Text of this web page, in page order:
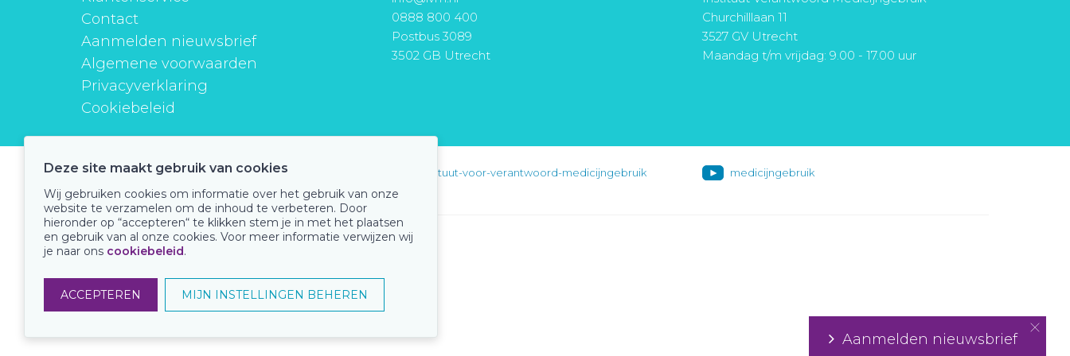
Contact
Aanmelden nieuwsbrief
Algemene voorwaarden
Privacyverklaring
Cookiebeleid
0888 800 400
Postbus 3089
3502 GB Utrecht
Churchilllaan 11
3527 GV Utrecht
Maandag t/m vrijdag: 9.00 - 17.00 uur
instituutverantwoordmedicijngebruik instituut-voor-verantwoord-medicijngebruik medicijngebruik
Onze keurmerken
Aanmelden nieuwsbrief
Deze site maakt gebruik van cookies
Wij gebruiken cookies om informatie over het gebruik van onze
website te verzamelen om de inhoud te verbeteren. Door
hieronder op “accepteren“ te klikken stem je in met het plaatsen
en gebruik van al onze cookies. Voor meer informatie verwijzen wij
je naar ons cookiebeleid.
ACCEPTEREN MIJN INSTELLINGEN BEHEREN